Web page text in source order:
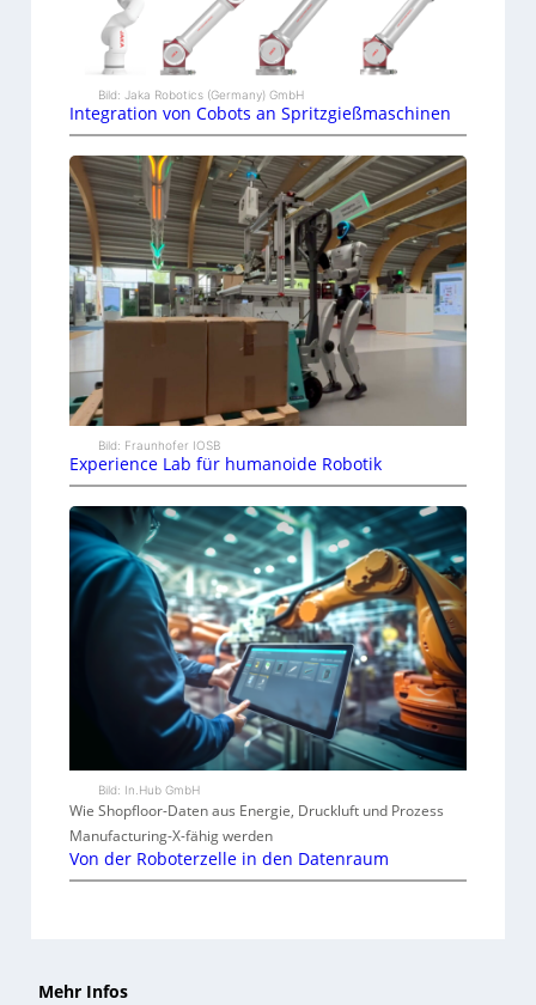
Bild: Jaka Robotics (Germany) GmbH
Integration von Cobots an Spritzgießmaschinen
Bild: Fraunhofer IOSB
Experience Lab für humanoide Robotik
Bild: In.Hub GmbH
Wie Shopfloor-Daten aus Energie, Druckluft und Prozess
Manufacturing-X-fähig werden
Von der Roboterzelle in den Datenraum
Mehr Infos